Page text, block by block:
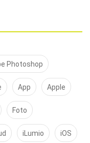
Photoshop
App Apple
Foto
iLumio iOS